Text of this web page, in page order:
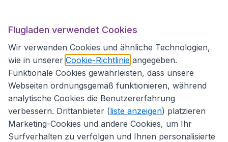
Flugladen.at
Internationale Webseiten
Flugladen verwendet Cookies
Wir verwenden Cookies und ähnliche Technologien,
wie in unserer Cookie-Richtlinie angegeben.
Funktionale Cookies gewährleisten, dass unsere
Webseiten ordnungsgemäß funktionieren, während
analytische Cookies die Benutzererfahrung
verbessern. Drittanbieter (liste anzeigen) platzieren
Marketing-Cookies und andere Cookies, um Ihr
Surfverhalten zu verfolgen und Ihnen personalisierte